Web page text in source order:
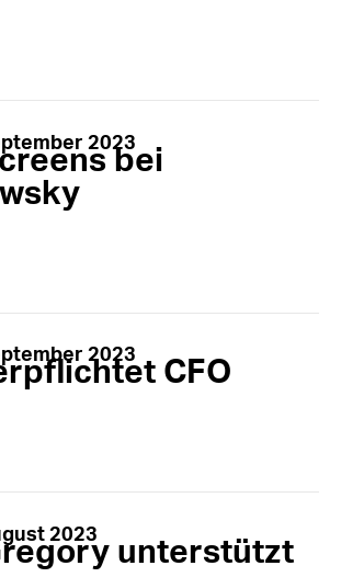
2023
bei
2023
CFO
2023
unterstützt